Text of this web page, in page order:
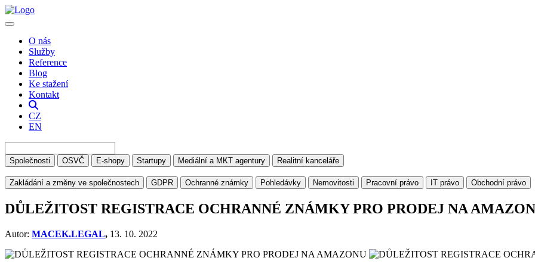
O nás
Služby
Reference
Blog
Ke stažení
Kontakt
CZ
EN
Společnosti OSVČ E-shopy Startupy Mediální a MKT agentury Realitní kanceláře
Zakládání a změny ve společnostech GDPR Ochranné známky Pohledávky Nemovitosti Pracovní právo IT právo Obchodní právo
DŮLEŽITOST REGISTRACE OCHRANNÉ ZNÁMKY PRO PRODEJ NA
Autor: MACEK.LEGAL, 13. 10. 2022